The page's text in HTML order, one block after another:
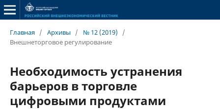
Главная / Архивы / № 12 (2019)
/
Внешнеторговое регулирование
Необходимость устранения
барьеров в торговле
цифровыми продуктами